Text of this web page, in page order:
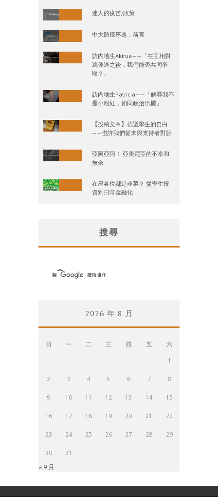
迷人的疫苗/政策
中大防疫專題：前言
訪内地生Akirua——「在互相對
罵傻逼之後，我們能否共同爭
取？」
訪内地生Patricia——「解釋我不
是小粉紅，如同政治出櫃」
【投稿文章】抗議學生的自白
——也許我們從未與支持者對話
亞阿亞阿！ 亞美尼亞的不幸和
無奈
在座各位都是韭菜？ 從學生投
資到日常金融化
搜尋
2026 年 8 月
日 一 二 三 四 五
六
1
2 3 4 5 6 7 8
9 10 11 12 13 14 15
16 17 18 19 20 21 22
23 24 25 26 27 28 29
30 31
« 9 月